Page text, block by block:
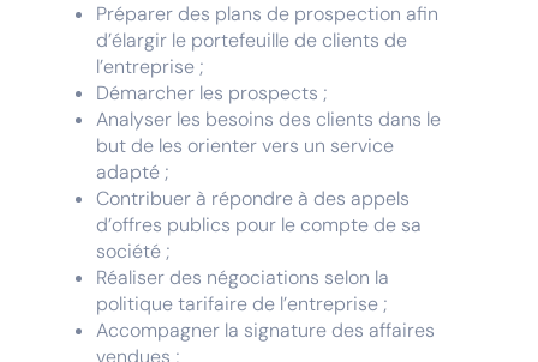
Préparer des plans de prospection afin
d’élargir le portefeuille de clients de
l’entreprise ;
Démarcher les prospects ;
Analyser les besoins des clients dans le
but de les orienter vers un service
adapté ;
Contribuer à répondre à des appels
d’offres publics pour le compte de sa
société ;
Réaliser des négociations selon la
politique tarifaire de l’entreprise ;
Accompagner la signature des affaires
vendues ;